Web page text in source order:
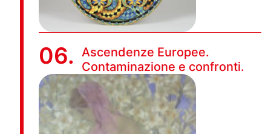
06.
Ascendenze Europee.
Contaminazione e confronti.